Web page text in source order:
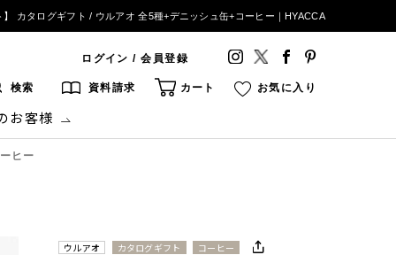
カタログギフト / ウルアオ 全5種+デニッシュ缶+コーヒー｜HYACCA
ログイン / 会員登録
検索 資料請求 カート お気に入り
お客様
ヒー
ウルアオ カタログギフト
コーヒー